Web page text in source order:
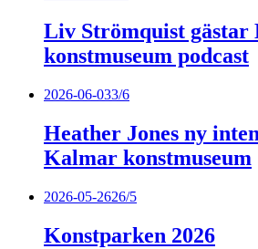
Liv Strömquist gästar
konstmuseum podcast
2026-06-033/6
Heather Jones ny
Kalmar konstmuseum
2026-05-2626/5
Konstparken 2026